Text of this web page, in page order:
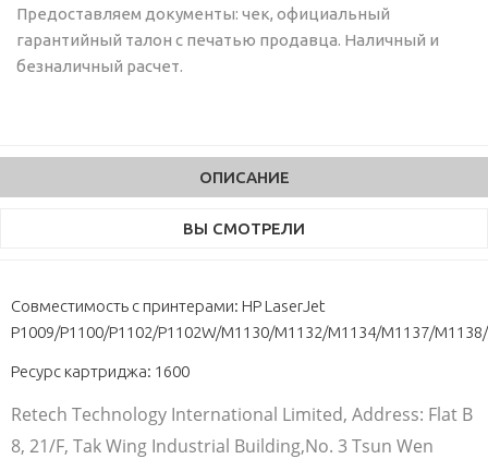
Предоставляем документы: чек, официальный
гарантийный талон с печатью продавца. Наличный и
безналичный расчет.
ОПИСАНИЕ
ВЫ СМОТРЕЛИ
Совместимость с принтерами: HP LaserJet
P1009/P1100/P1102/P1102W/M1130/M1132/M1134/M1137/
Ресурс картриджа: 1600
Retech Technology International Limited, Address: Flat B
8, 21/F, Tak Wing Industrial Building,No. 3 Tsun Wen